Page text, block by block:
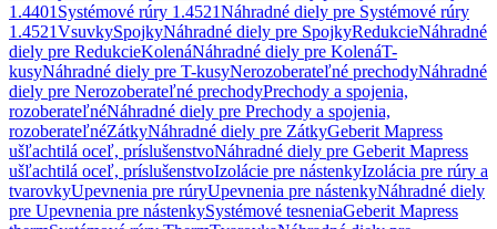
1.4401 Systémové rúry 1.4521Náhradné diely pre Systémové rúry
1.4521VsuvkySpojkyNáhradné diely pre SpojkyRedukcieNáhradné
diely pre RedukcieKolenáNáhradné diely pre KolenáT-
kusyNáhradné diely pre T-kusyNerozoberateľné prechodyNáhradné
diely pre Nerozoberateľné prechodyPrechody a spojenia,
rozoberateľnéNáhradné diely pre Prechody a spojenia,
rozoberateľnéZátkyNáhradné diely pre ZátkyGeberit Mapress
ušľachtilá oceľ, príslušenstvoNáhradné diely pre Geberit Mapress
ušľachtilá oceľ, príslušenstvoIzolácie pre nástenkyIzolácia pre rúry a
tvarovkyUpevnenia pre rúryUpevnenia pre nástenkyNáhradné diely
pre Upevnenia pre nástenkySystémové tesneniaGeberit Mapress